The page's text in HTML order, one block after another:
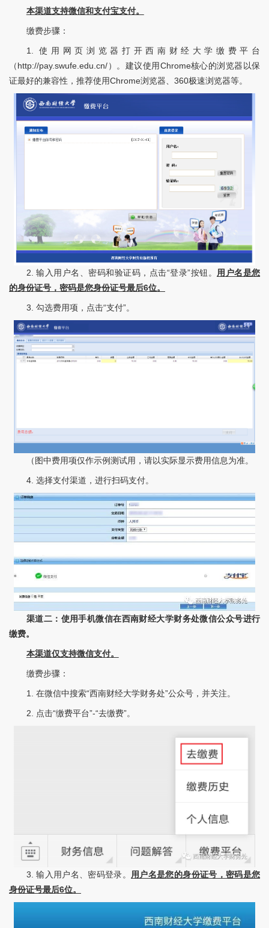
本渠道支持微信和支付宝支付。
缴费步骤：
1. 使用网页浏览器打开西南财经大学缴费平台
（http://pay.swufe.edu.cn/）。建议使用Chrome核心的浏览器以保
证最好的兼容性，推荐使用Chrome浏览器、360极速浏览器等。
2. 输入用户名、密码和验证码，点击“登录”按钮。 用户名是您
的身份证号，密码是您身份证号最后6位。
3. 勾选费用项，点击“支付”。
（图中费用项仅作示例测试用，请以实际显示费用信息为准。
4. 选择支付渠道，进行扫码支付。
渠道二：使用手机微信在西南财经大学财务处微信公众号进行
缴费。
本渠道仅支持微信支付。
缴费步骤：
1. 在微信中搜索“西南财经大学财务处”公众号，并关注。
2. 点击“缴费平台”-“去缴费”。
3. 输入用户名、密码登录。 用户名是您的身份证号，密码是您
身份证号最后6位。